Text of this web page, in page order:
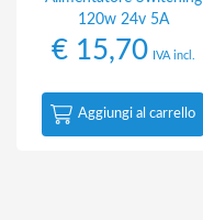
120w 24v 5A
€15,70 IVA incl.
Aggiungi al carrello